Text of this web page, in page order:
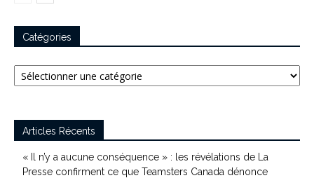
Catégories
Catégories
Articles Récents
« Il n’y a aucune conséquence » : les révélations de La
Presse confirment ce que Teamsters Canada dénonce